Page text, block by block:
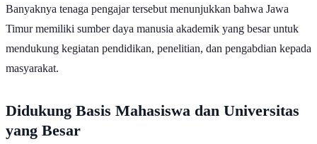
Banyaknya tenaga pengajar tersebut menunjukkan bahwa Jawa
Timur memiliki sumber daya manusia akademik yang besar untuk
mendukung kegiatan pendidikan, penelitian, dan pengabdian kepada
masyarakat.
Didukung Basis Mahasiswa dan Universitas
yang Besar